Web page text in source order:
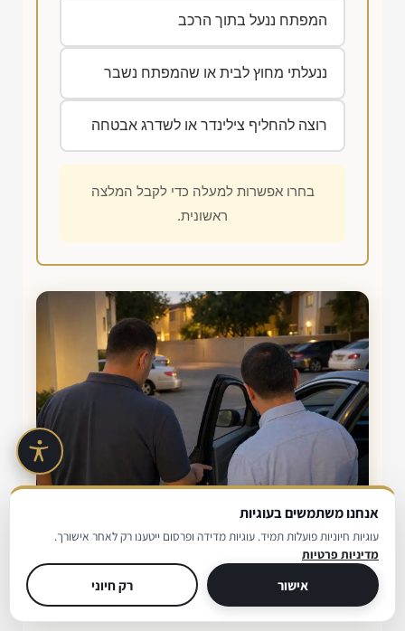
המפתח ננעל בתוך הרכב
ננעלתי מחוץ לבית או שהמפתח נשבר
רוצה להחליף צילינדר או לשדרג אבטחה
בחרו אפשרות למעלה כדי לקבל המלצה
ראשונית.
שאלות נפוצות על מנעולן בראש
העין
אנחנו משתמשים בעוגיות
עוגיות חיוניות פועלות תמיד. עוגיות מדידה ופרסום ייטענו רק לאחר אישורך.
מדיניות פרטיות
אישור רק חיוני